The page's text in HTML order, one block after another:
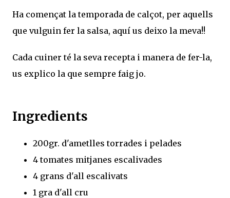
Ha començat la temporada de calçot, per aquells
que vulguin fer la salsa, aquí us deixo la meva!!
Cada cuiner té la seva recepta i manera de fer-la,
us explico la que sempre faig jo.
Ingredients
200gr. d'ametlles torrades i pelades
4 tomates mitjanes escalivades
4 grans d'all escalivats
1 gra d'all cru